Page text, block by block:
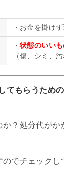
・お金を掛け
・状態のいい
（傷、シミ、
てもらうため
？処分代が
のでチェックし